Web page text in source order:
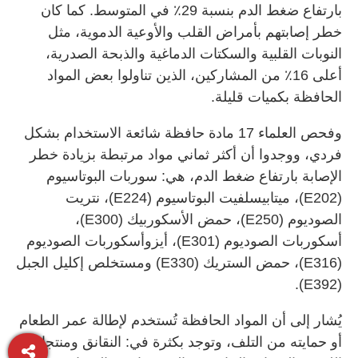
بارتفاع ضغط الدم بنسبة 29٪ في المتوسط. كما كان
خطر إصابتهم بأمراض القلب والأوعية الدموية، مثل
النوبات القلبية والسكتات الدماغية والذبحة الصدرية،
أعلى 16٪ من المشاركين، الذين تناولوا بعض المواد
الحافظة بكميات قليلة.
وفحص العلماء 17 مادة حافظة شائعة الاستخدام بشكل
فردي، ووجدوا أن أكثر ثماني مواد مرتبطة بزيادة خطر
الإصابة بارتفاع ضغط الدم، هي: سوربات البوتاسيوم
(E202)، ميتابيسلفيت البوتاسيوم (E224)، نتريت
الصوديوم (E250)، حمض الأسكوربيك (E300)،
أسكوربات الصوديوم (E301)، أيزوأسكوربات الصوديوم
(E316)، حمض الستريك (E330) ومستخلص إكليل الجبل
(E392).
يُشار إلى أن المواد الحافظة تُستخدم لإطالة عمر الطعام
أو حمايته من التلف، وتوجد بكثرة في: النقانق ومنتجات